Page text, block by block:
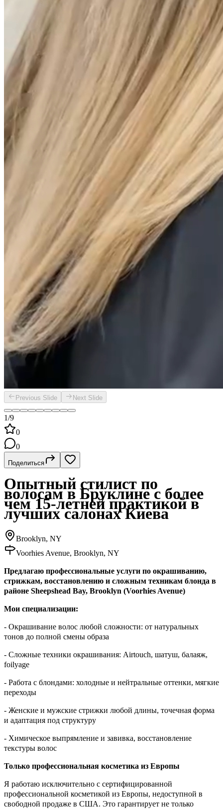
Previous Slide Next Slide
1/9
0
0
Поделиться
Опытный стилист по
волосам в Бруклине с более
чем 15-летней практикой в
лучших салонах Киева
Brooklyn, NY
Voorhies Avenue, Brooklyn, NY
Предлагаю профессиональные услуги по окрашиванию,
стрижкам, восстановлению и сложным техникам блонда в
районе Sheepshead Bay, Brooklyn (Voorhies Avenue)
Мои специализации:
- Окрашивание волос любой сложности: от натуральных
тонов до полной смены образа
- Сложные техники окрашивания: Airtouch, шатуш, балаяж,
foilyage
- Работа с блондами: холодные и нейтральные оттенки, мягкие
переходы
- Женские и мужские стрижки любой длины, точечная форма
и адаптация под структуру
- Химическое выпрямление и завивка, восстановление
текстуры волос
Только профессиональная косметика из Европы
Я работаю исключительно с сертифицированной
профессиональной косметикой из Европы, недоступной в
свободной продаже в США. Это гарантирует не только